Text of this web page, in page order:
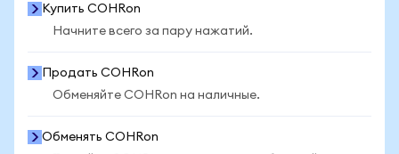
Купить COHRon
Начните всего за пару нажатий.
Продать COHRon
Обменяйте COHRon на наличные.
Обменять COHRon